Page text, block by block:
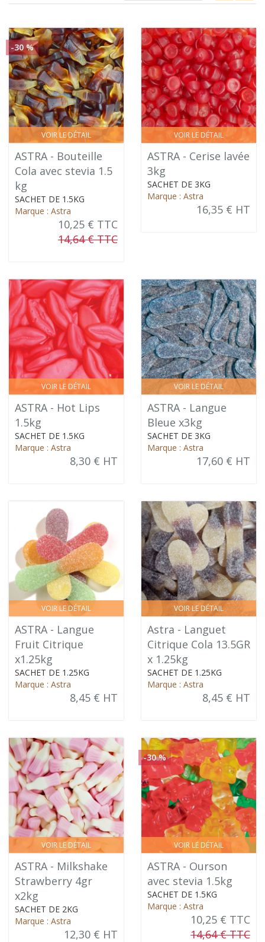
VOIR LE DÉTAIL
-30 %
ASTRA - Bouteille
Cola avec stevia 1.5
kg
SACHET DE 1.5KG
Marque : Astra
10,25 € TTC
14,64 € TTC
VOIR LE DÉTAIL
ASTRA - Cerise lavée
3kg
SACHET DE 3KG
Marque : Astra
16,35 € HT
VOIR LE DÉTAIL
ASTRA - Hot Lips
1.5kg
SACHET DE 1.5KG
Marque : Astra
8,30 € HT
VOIR LE DÉTAIL
ASTRA - Langue
Bleue x3kg
SACHET DE 3KG
Marque : Astra
17,60 € HT
VOIR LE DÉTAIL
ASTRA - Langue
Fruit Citrique
x1.25kg
SACHET DE 1.25KG
Marque : Astra
8,45 € HT
VOIR LE DÉTAIL
Astra - Languet
Citrique Cola 13.5GR
x 1.25kg
SACHET DE 1.25KG
Marque : Astra
8,45 € HT
VOIR LE DÉTAIL
ASTRA - Milkshake
Strawberry 4gr
x2kg
SACHET DE 2KG
Marque : Astra
12,30 € HT
VOIR LE DÉTAIL
-30 %
ASTRA - Ourson
avec stevia 1.5kg
SACHET DE 1.5KG
Marque : Astra
10,25 € TTC
14,64 € TTC